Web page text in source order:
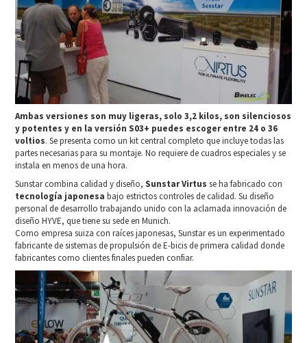
Ambas versiones son muy ligeras, solo 3,2 kilos, son silenciosos
y potentes y en la versión S03+ puedes escoger entre 24 o 36
voltios. Se presenta como un kit central completo que incluye todas las
partes necesarias para su montaje. No requiere de cuadros especiales y se
instala en menos de una hora.
Sunstar combina calidad y diseño,Sunstar Virtus se ha fabricado con
tecnología japonesa bajo estrictos controles de calidad. Su diseño
personal de desarrollo trabajando unido con la aclamada innovación de
diseño HYVE, que tiene su sede en Munich.
Como empresa suiza con raíces japonesas, Sunstar es un experimentado
fabricante de sistemas de propulsión de E-bicis de primera calidad donde
fabricantes como clientes finales pueden confiar.